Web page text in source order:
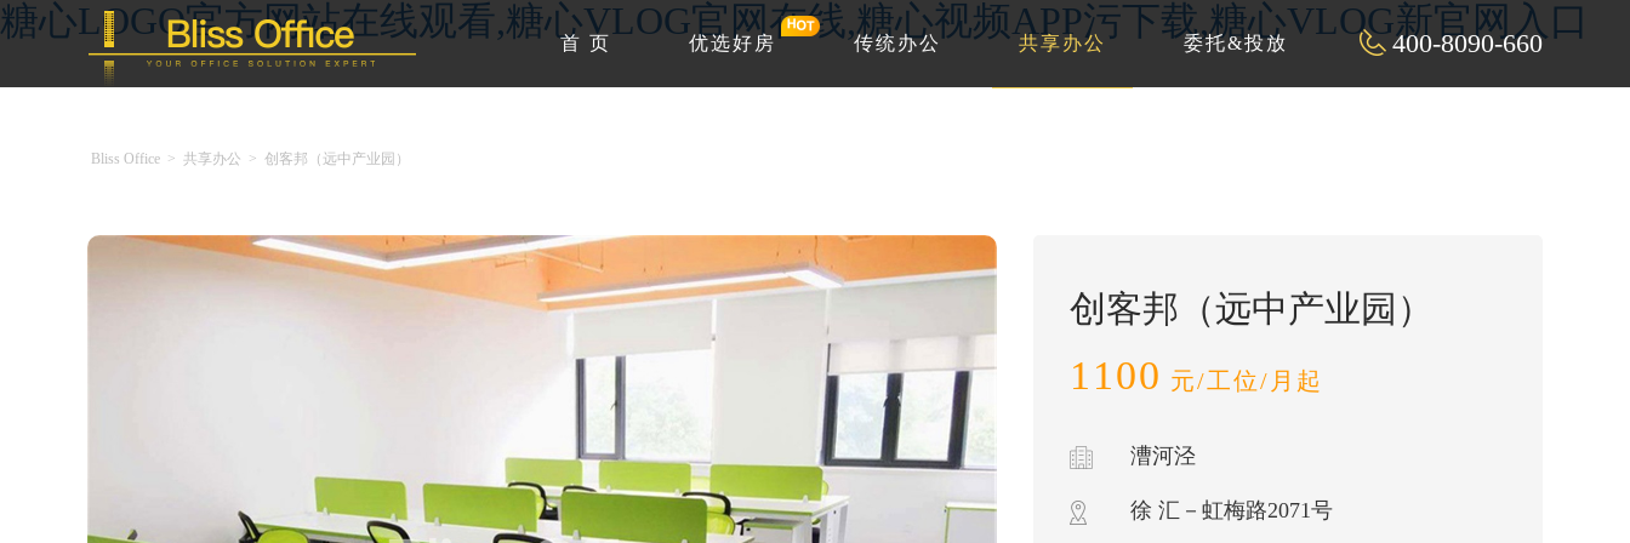
糖心LOGO官方网站在线观看,糖心VLOG官网在线,糖心视频APP污下载,糖心VLOG新官网入口
400-8090-660
首 页 优选好房 传统办公 共享办公 委托&投放
Bliss Office > 共享办公 > 创客邦（远中产业园）
创客邦（远中产业园）
1100 元/工位/月起
漕河泾
徐 汇－虹梅路2071号